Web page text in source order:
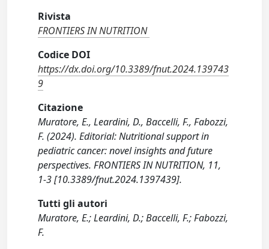
Rivista
FRONTIERS IN NUTRITION
Codice DOI
https://dx.doi.org/10.3389/fnut.2024.139743
9
Citazione
Muratore, E., Leardini, D., Baccelli, F., Fabozzi,
F. (2024). Editorial: Nutritional support in
pediatric cancer: novel insights and future
perspectives. FRONTIERS IN NUTRITION, 11,
1-3 [10.3389/fnut.2024.1397439].
Tutti gli autori
Muratore, E.; Leardini, D.; Baccelli, F.; Fabozzi,
F.